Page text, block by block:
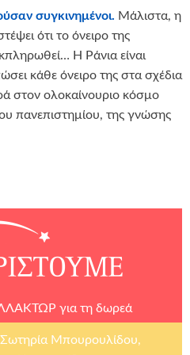
συγκινημένοι. Μάλιστα, η
ότι το όνειρο της
Η Ράνια είναι
κάθε όνειρο της στα σχέδια
στον ολοκαίνουριο κόσμο
πανεπιστημίου, της γνώσης
για τη δωρεά
Σωτηρία Μπουρουλίδου,